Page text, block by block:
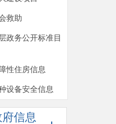
救助
政务公开标准目
性住房信息
设备安全信息
府信息